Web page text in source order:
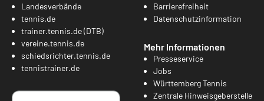
Landesverbände
tennis.de
trainer.tennis.de (DTB)
vereine.tennis.de
schiedsrichter.tennis.de
tennistrainer.de
Barrierefreiheit
Datenschutzinformation
Mehr Informationen
Presseservice
Jobs
Württemberg Tennis
Zentrale Hinweisgeberstelle